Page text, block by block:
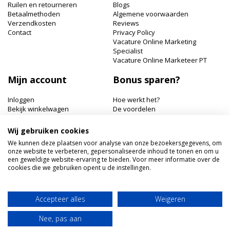
Ruilen en retourneren
Betaalmethoden
Verzendkosten
Contact
Blogs
Algemene voorwaarden
Reviews
Privacy Policy
Vacature Online Marketing
Specialist
Vacature Online Marketeer PT
Mijn account
Inloggen
Bekijk winkelwagen
Bonus sparen?
Hoe werkt het?
De voordelen
Hairworldshop.nl
Havik 41, 3811 EX Amersfoort
+31 033 462 41 40
BTW NL: NL001956496B19
IBAN: NL59INGB0005905773
Copyright © 2020 Hairworldshop.nl, Inc. All rights reserved.
Wij gebruiken cookies
We kunnen deze plaatsen voor analyse van onze bezoekersgegevens, om
onze website te verbeteren, gepersonaliseerde inhoud te tonen en om u
een geweldige website-ervaring te bieden. Voor meer informatie over de
cookies die we gebruiken opent u de instellingen.
Accepteer alles
Weigeren
Nee, pas aan